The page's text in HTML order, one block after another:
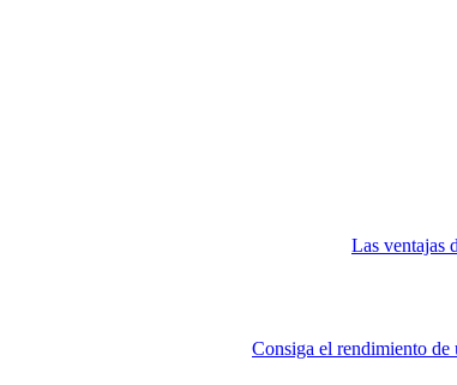
Las ventajas
Consiga el rendimiento